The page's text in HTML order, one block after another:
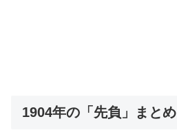
1904年の「先負」まとめ